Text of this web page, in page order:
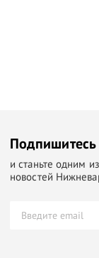
и станьте одним
новостей